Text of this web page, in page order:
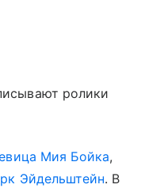
ролики
Мия Бойка,
Эйдельштейн. В